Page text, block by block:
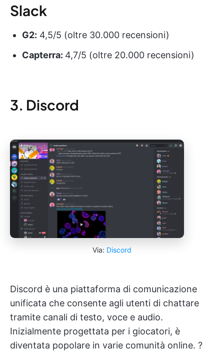
Slack
G2: 4,5/5 (oltre 30.000 recensioni)
Capterra: 4,7/5 (oltre 20.000 recensioni)
3. Discord
Via: Discord
Discord è una piattaforma di comunicazione
unificata che consente agli utenti di chattare
tramite canali di testo, voce e audio.
Inizialmente progettata per i giocatori, è
diventata popolare in varie comunità online. ?️